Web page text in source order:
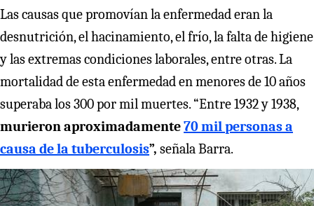
Las causas que promovían la enfermedad eran la
desnutrición, el hacinamiento, el frío, la falta de higiene
y las extremas condiciones laborales, entre otras. La
mortalidad de esta enfermedad en menores de 10 años
superaba los 300 por mil muertes. “Entre 1932 y 1938,
murieron aproximadamente70 mil personas a
causa de la tuberculosis”, señala Barra.